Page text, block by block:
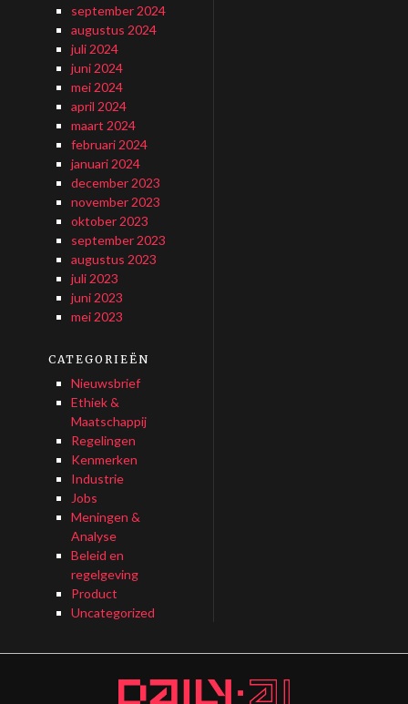
september 2024
augustus 2024
juli 2024
juni 2024
mei 2024
april 2024
maart 2024
februari 2024
januari 2024
december 2023
november 2023
oktober 2023
september 2023
augustus 2023
juli 2023
juni 2023
mei 2023
CATEGORIEËN
Nieuwsbrief
Ethiek &
Maatschappij
Regelingen
Kenmerken
Industrie
Jobs
Meningen &
Analyse
Beleid en
regelgeving
Product
Uncategorized